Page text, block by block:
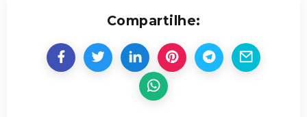
Compartilhe: